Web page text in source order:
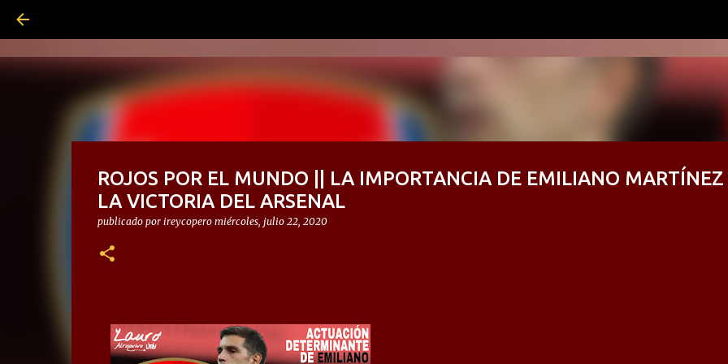
ROJOS POR EL MUNDO || LA IMPORTANCIA DE EMILIANO MARTÍNEZ
LA VICTORIA DEL ARSENAL
publicado por ireycopero miércoles, julio 22, 2020